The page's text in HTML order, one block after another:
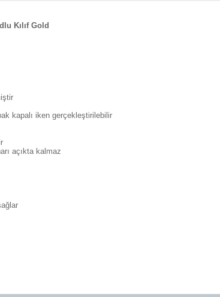
Kılıf Gold
kapalı iken gerçekleştirilebilir
açıkta kalmaz